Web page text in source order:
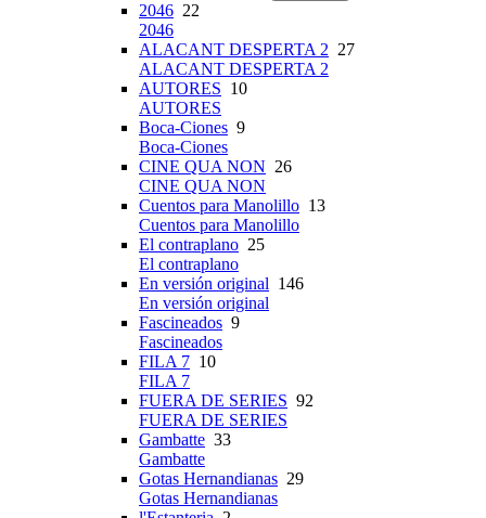
2046 22
2046
ALACANT DESPERTA 2 27
ALACANT DESPERTA 2
AUTORES 10
AUTORES
Boca-Ciones 9
Boca-Ciones
CINE QUA NON 26
CINE QUA NON
Cuentos para Manolillo 13
Cuentos para Manolillo
El contraplano 25
El contraplano
En versión original 146
En versión original
Fascineados 9
Fascineados
FILA 7 10
FILA 7
FUERA DE SERIES 92
FUERA DE SERIES
Gambatte 33
Gambatte
Gotas Hernandianas 29
Gotas Hernandianas